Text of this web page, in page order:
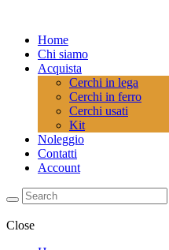
Home
Chi siamo
Acquista
Cerchi in lega
Cerchi in ferro
Cerchi usati
Kit
Noleggio
Contatti
Account
Close